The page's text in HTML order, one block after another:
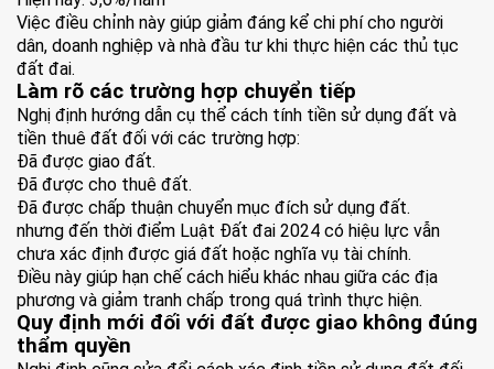
Việc điều chỉnh này giúp giảm đáng kể chi phí cho người
dân, doanh nghiệp và nhà đầu tư khi thực hiện các thủ tục
đất đai.
Làm rõ các trường hợp chuyển tiếp
Nghị định hướng dẫn cụ thể cách tính tiền sử dụng đất và
tiền thuê đất đối với các trường hợp:
Đã được giao đất.
Đã được cho thuê đất.
Đã được chấp thuận chuyển mục đích sử dụng đất.
nhưng đến thời điểm Luật Đất đai 2024 có hiệu lực vẫn
chưa xác định được giá đất hoặc nghĩa vụ tài chính.
Điều này giúp hạn chế cách hiểu khác nhau giữa các địa
phương và giảm tranh chấp trong quá trình thực hiện.
Quy định mới đối với đất được giao không đúng
thẩm quyền